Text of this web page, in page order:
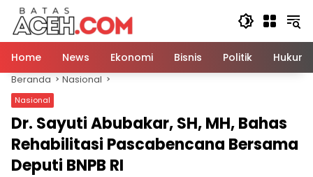
Langsung
konten
Home
News Ekonomi Bisnis Politik Hukum
Beranda Nasional
Nasional
Dr. Sayuti Abubakar, SH, MH, Bahas
Rehabilitasi Pascabencana Bersama
Deputi BNPB RI